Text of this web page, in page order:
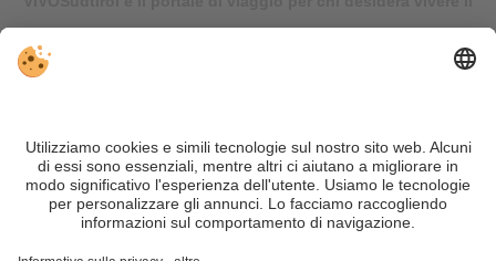
contenuti, si possono verificare errori. Non garantiamo la
correttezza e la completezza di tutte le informazioni. Per
motivi di sicurezza, si prega di verificare chiedendo